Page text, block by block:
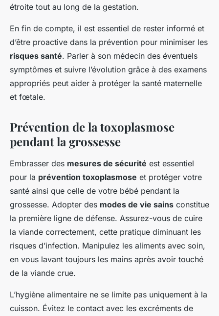
étroite tout au long de la gestation.
En fin de compte, il est essentiel de rester informé et
d’être proactive dans la prévention pour minimiser les
risques santé. Parler à son médecin des éventuels
symptômes et suivre l’évolution grâce à des examens
appropriés peut aider à protéger la santé maternelle
et fœtale.
Prévention de la toxoplasmose
pendant la grossesse
Embrasser des mesures de sécurité est essentiel
pour la prévention toxoplasmose et protéger votre
santé ainsi que celle de votre bébé pendant la
grossesse. Adopter des modes de vie sains constitue
la première ligne de défense. Assurez-vous de cuire
la viande correctement, cette pratique diminuant les
risques d’infection. Manipulez les aliments avec soin,
en vous lavant toujours les mains après avoir touché
de la viande crue.
L’hygiène alimentaire ne se limite pas uniquement à la
cuisson. Évitez le contact avec les excréments de